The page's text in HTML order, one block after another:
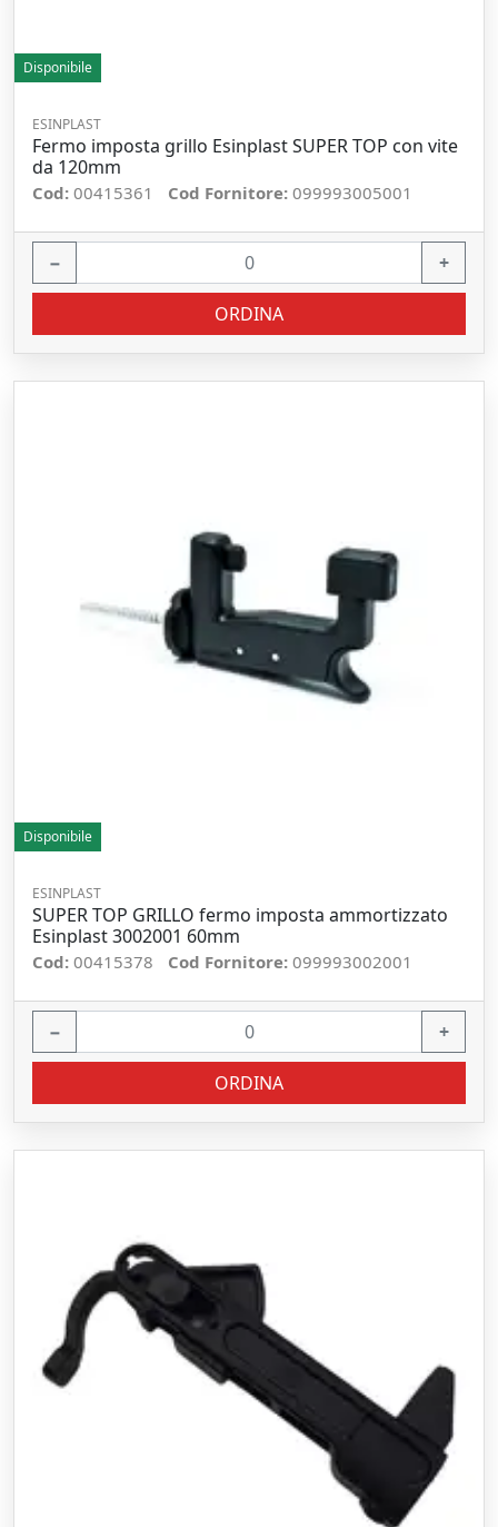
Disponibile
ESINPLAST
Fermo imposta grillo Esinplast SUPER TOP con vite
da 120mm
Cod: 00415361 Cod Fornitore: 099993005001
− +
ORDINA
Disponibile
ESINPLAST
SUPER TOP GRILLO fermo imposta ammortizzato
Esinplast 3002001 60mm
Cod: 00415378 Cod Fornitore: 099993002001
− +
ORDINA